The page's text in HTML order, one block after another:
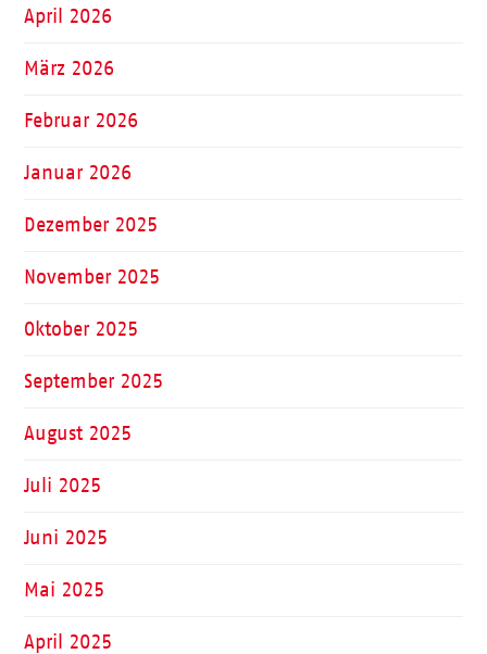
April 2026
März 2026
Februar 2026
Januar 2026
Dezember 2025
November 2025
Oktober 2025
September 2025
August 2025
Juli 2025
Juni 2025
Mai 2025
April 2025